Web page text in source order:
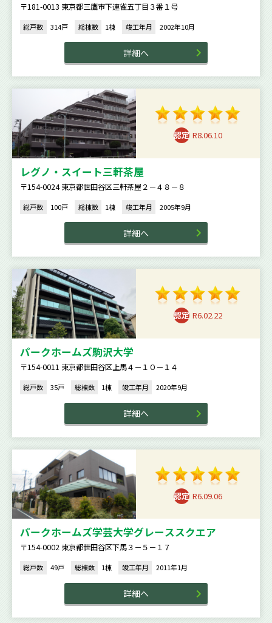
〒181-0013 東京都三鷹市下連雀五丁目３番１号
総戸数 314戸 総棟数 1棟 竣工年月 2002年10月
詳細へ
R8.06.10
レグノ・スイート三軒茶屋
〒154-0024 東京都世田谷区三軒茶屋２－４８－８
総戸数 100戸 総棟数 1棟 竣工年月 2005年9月
詳細へ
R6.02.22
パークホームズ駒沢大学
〒154-0011 東京都世田谷区上馬４－１０－１４
総戸数 35戸 総棟数 1棟 竣工年月 2020年9月
詳細へ
R6.09.06
パークホームズ学芸大学グレーススクエア
〒154-0002 東京都世田谷区下馬３－５－１７
総戸数 49戸 総棟数 1棟 竣工年月 2011年1月
詳細へ